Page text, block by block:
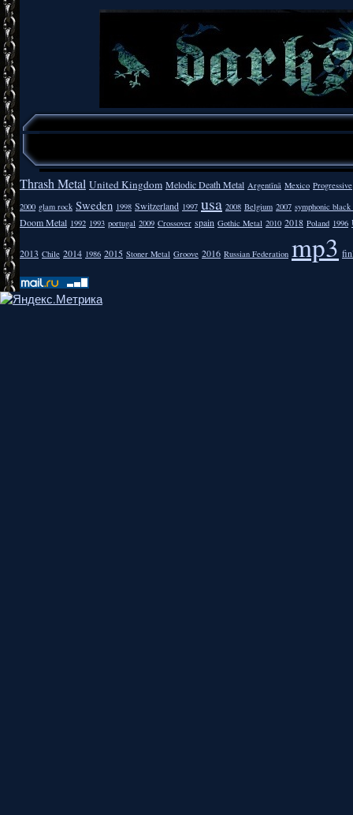
Thrash Metal United Kingdom Melodic Death Metal Argentīnā Mexico Progressive
2000 glam rock Sweden 1998 Switzerland 1997 usa 2008 Belgium 2007 symphonic
Doom Metal 1992 1993 portugal 2009 Crossover spain Gothic Metal 2010 2018 Poland 1996
2013 Chile 2014 1986 2015 Stoner Metal Groove 2016 Russian Federation mp3